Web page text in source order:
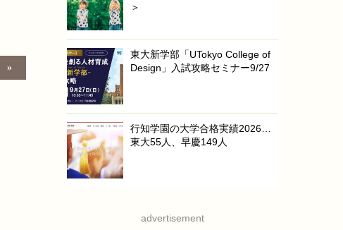
＞
東大新学部「UTokyo College of
Design」入試攻略セミナー9/27
行知学園の大学合格実績2026…
東大55人、早慶149人
advertisement